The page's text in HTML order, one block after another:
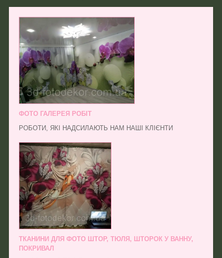
ФОТО ГАЛЕРЕЯ РОБІТ
РОБОТИ, ЯКІ НАДСИЛАЮТЬ НАМ НАШІ КЛІЄНТИ
ТКАНИНИ ДЛЯ ФОТО ШТОР, ТЮЛЯ, ШТОРОК У ВАННУ,
ПОКРИВАЛ